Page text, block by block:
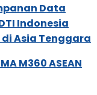
Data
Indonesia
Asia Tenggara
M360 ASEAN